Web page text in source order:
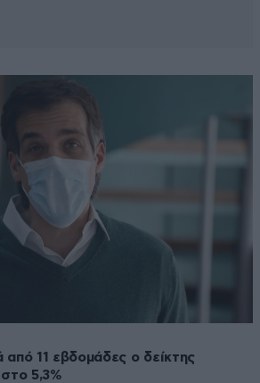
11 εβδομάδες ο δείκτης
5,3%